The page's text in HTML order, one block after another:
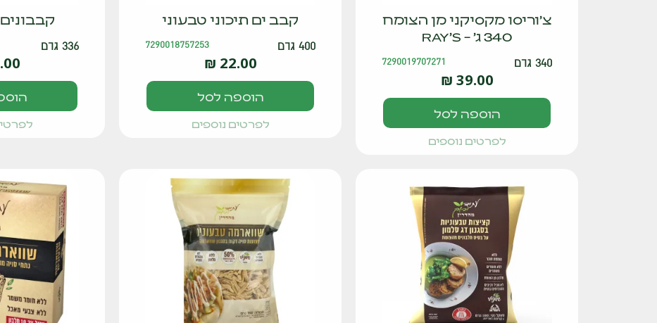
צ'וריסו מקסיקני מן הצומח
340 ג' – RAY'S
340 גרם 7290019707271
39.00
₪
הוספה לסל
לפרטים נוספים
קבב ים תיכוני טבעוני
400 גרם 7290018757253
22.00
₪
הוספה לסל
לפרטים נוספים
336 גרם